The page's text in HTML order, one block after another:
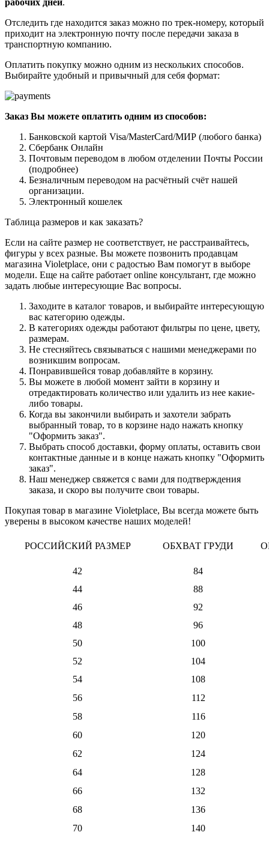
рабочих дней.
Отследить где находится заказ можно по трек-номеру, который
приходит на электронную почту после передачи заказа в
транспортную компанию.
Оплатить покупку можно одним из нескольких способов.
Выбирайте удобный и привычный для себя формат:
Заказ Вы можете оплатить одним из способов:
Банковской картой Visa/MasterCard/МИР (любого банка)
Сбербанк Онлайн
Почтовым переводом в любом отделении Почты России
(подробнее)
Безналичным переводом на расчётный счёт нашей
организации.
Электронный кошелек
Таблица размеров и как заказать?
Если на сайте размер не соответствует, не расстраивайтесь,
фигуры у всех разные. Вы можете позвонить продавцам
магазина Violetplace, они с радостью Вам помогут в выборе
модели. Еще на сайте работает online консультант, где можно
задать любые интересующие Вас вопросы.
Заходите в каталог товаров, и выбирайте интересующую
вас категорию одежды.
В категориях одежды работают фильтры по цене, цвету,
размерам.
Не стесняйтесь связываться с нашими менеджерами по
возникшим вопросам.
Понравившейся товар добавляйте в корзину.
Вы можете в любой момент зайти в корзину и
отредактировать количество или удалить из нее какие-
либо товары.
Когда вы закончили выбирать и захотели забрать
выбранный товар, то в корзине надо нажать кнопку
"Оформить заказ".
Выбрать способ доставки, форму оплаты, оставить свои
контактные данные и в конце нажать кнопку "Оформить
заказ".
Наш менеджер свяжется с вами для подтверждения
заказа, и скоро вы получите свои товары.
Покупая товар в магазине Violetplace, Вы всегда можете быть
уверены в высоком качестве наших моделей!
РОССИЙСКИЙ РАЗМЕР ОБХВАТ ГРУДИ
42
84
44
88
46
92
48
96
50
100
52
104
54
108
56
112
58
116
60
120
62
124
64
128
66
132
68
136
70
140